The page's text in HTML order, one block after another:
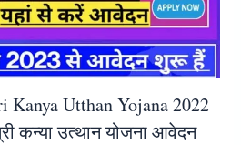
Kanya Utthan Yojana 2022
कन्या उत्थान योजना आवेदन